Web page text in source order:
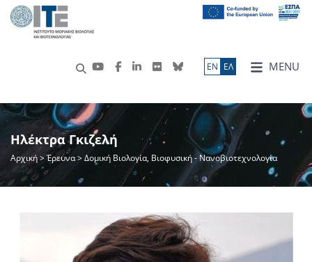
MENU
ΕN ΕΛ
Ηλέκτρα Γκιζελή
Αρχική>Έρευνα> Δομική Βιολογία, Βιοφυσική - Νανοβιοτεχνολογία